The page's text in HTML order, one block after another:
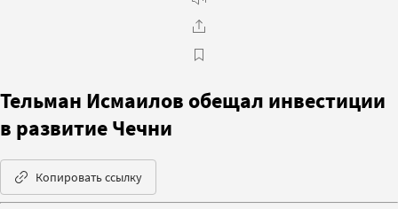
Тельман Исмаилов обещал инвестиции
в развитие Чечни
Копировать ссылку